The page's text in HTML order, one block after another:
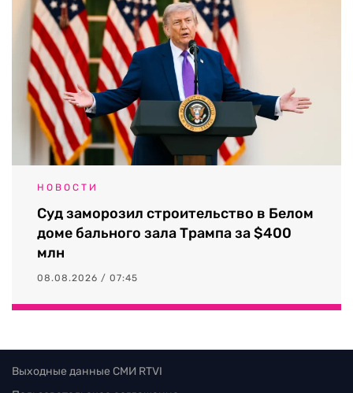
НОВОСТИ
Суд заморозил строительство в Белом
доме бального зала Трампа за $400
млн
08.08.2026 / 07:45
Выходные данные СМИ RTVI